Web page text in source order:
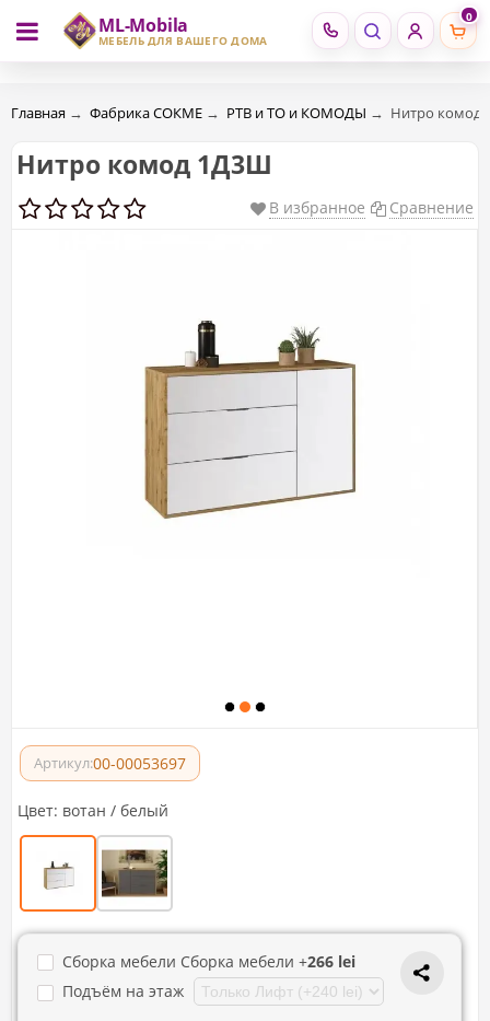
ML-Mobila
МЕБЕЛЬ ДЛЯ ВАШЕГО ДОМА
0
RU RO
Главная → Фабрика СОКМЕ → РТВ и ТО и КОМОДЫ → Нитро комод
Нитро комод 1Д3Ш
В избранное Сравнение
Артикул:00-00053697
Цвет: вотан / белый
Сборка мебели Сборка мебели +266 lei
Подъём на этаж